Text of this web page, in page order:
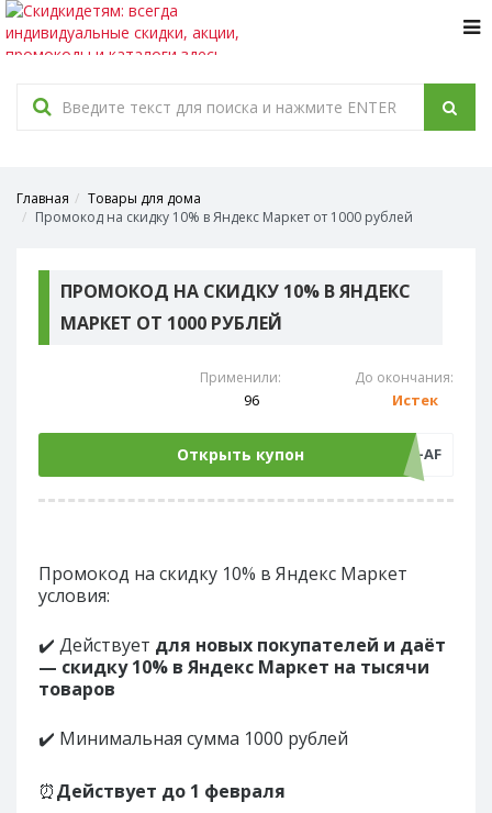
Главная
Товары для дома
Промокод на скидку 10% в Яндекс Маркет от 1000 рублей
ПРОМОКОД НА СКИДКУ 10% В ЯНДЕКС
МАРКЕТ ОТ 1000 РУБЛЕЙ
Применили:
96
До окончания:
Истек
Открыть купон FROG-10NW-AF
Промокод на скидку 10% в Яндекс Маркет
условия:
✔️ Действует для новых покупателей и даёт
— скидку 10% в Яндекс Маркет на тысячи
товаров
✔️ Минимальная сумма 1000 рублей
⏰Действует до 1 февраля